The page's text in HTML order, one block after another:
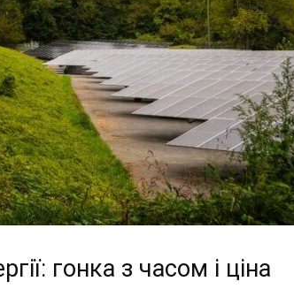
гонка з часом і ціна